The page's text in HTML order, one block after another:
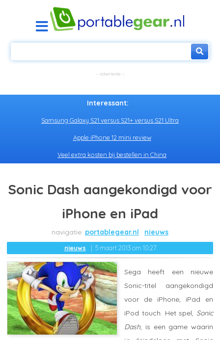
Interessant:
Samsung Galaxy S21 versus S21+ versus S21 Ultra
Apple iPhone 12 mini review
Veel extra kosten bij bestellen in China
Sonic Dash aangekondigd voor
iPhone en iPad
portablegear.nl nieuws
nieuws 5 maart 2013 om 10:27
Sega heeft een nieuwe
Sonic-titel aangekondigd
voor de iPhone, iPad en
iPod touch. Het spel, Sonic
Dash , is een game waarin